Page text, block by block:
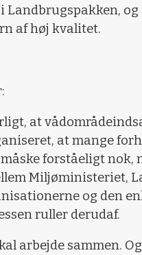
og
af høj kvalitet.
at
at mange
forståeligt nok,
Miljøministeriet,
og den
ruller derudaf.
arbejde sammen.